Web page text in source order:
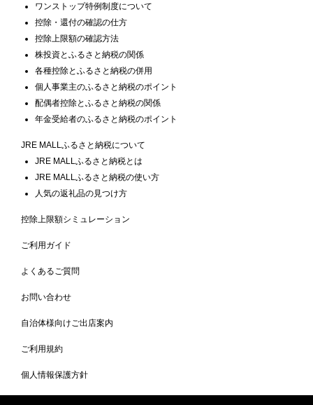
ワンストップ特例制度について
控除・還付の確認の仕方
控除上限額の確認方法
株投資とふるさと納税の関係
各種控除とふるさと納税の併用
個人事業主のふるさと納税のポイント
配偶者控除とふるさと納税の関係
年金受給者のふるさと納税のポイント
JRE MALLふるさと納税について
JRE MALLふるさと納税とは
JRE MALLふるさと納税の使い方
人気の返礼品の見つけ方
控除上限額シミュレーション
ご利用ガイド
よくあるご質問
お問い合わせ
自治体様向けご出店案内
ご利用規約
個人情報保護方針